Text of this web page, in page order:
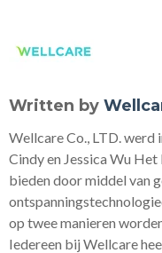
Written by
Wellcare Co., LTD. werd
Cindy en Jessica Wu
bieden door middel van
op twee manieren
Iedereen bij Wellcare